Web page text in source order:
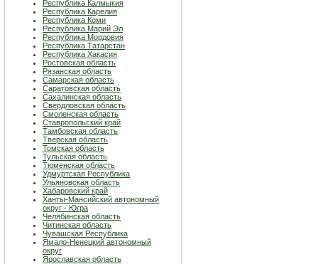
Республика Калмыкия
Республика Карелия
Республика Коми
Республика Марий Эл
Республика Мордовия
Республика Татарстан
Республика Хакасия
Ростовская область
Рязанская область
Самарская область
Саратовская область
Сахалинская область
Свердловская область
Смоленская область
Ставропольский край
Тамбовская область
Тверская область
Томская область
Тульская область
Тюменская область
Удмуртская Республика
Ульяновская область
Хабаровский край
Ханты-Мансийский автономный
округ - Югра
Челябинская область
Читинская область
Чувашская Республика
Ямало-Ненецкий автономный
округ
Ярославская область